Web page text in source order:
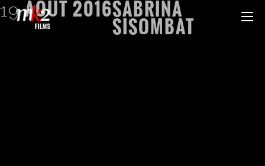
19 AOÛT 2016SABRINA
SISOMBAT